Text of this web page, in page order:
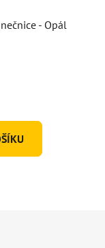
- Opál